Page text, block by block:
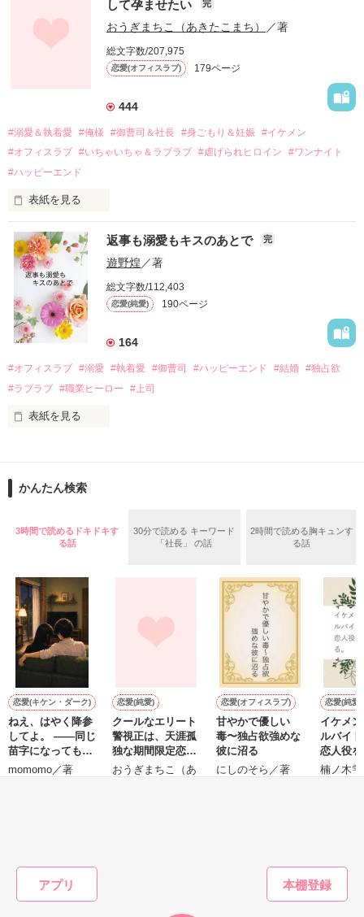
アプリ
幼なじみの哲平に淡い恋心を抱いていた美桜。
しかし、ある出来事をきっかけに二人の関係は壊れてしまう。
関係修復もできないまま、美桜は両親の離婚によって
引っ越すことになり、哲平とも離れ離れになった。
それから約十二年後。
過去の傷から、二度と会いたくないと思っていた哲平に
運命のような再会を果たす。
酔った勢いで一夜を共にしてしまった。
さらに、美桜が初めてだと知った哲平は
『責任をとる、結婚しよう』と真っ直ぐに告げてきた。
戸惑う美桜とは裏腹に、好きという気持ちを隠すことなく
甘やかしてくる。
そんなある日、哲平は美桜がストーカー被害に
遭っていることを知る。
美桜を守るため、哲平は同居を提案してきて――。
夏木美桜(なつきみお)
鳴海哲平 (なるみてっぺい)
2026.6.5～2026.7.25
＊以前、公開していた話の改稿版です＊
作品を読む
して孕ませたい
完
おうぎまちこ（あきたこまち） ／著
総文字数/207,975
恋愛(オフィスラブ) 179ページ
444
#溺愛＆執着愛 #俺様 #御曹司＆社長 #身ごもり＆妊娠 #イケメン
#オフィスラブ #いちゃいちゃ＆ラブラブ #虐げられヒロイン
#ワンナイト
#ハッピーエンド
表紙を見る
おかしな噂を流されて前の職場でうまくいかなかった梅田美
桜は、海外で傷心旅行をしていたところ、日本人美青年と出会
い、酒の勢いもあり一夜限りの関係となる。
帰国後、美桜は新しい職場でワンナイトした美青年と再会。
なんと彼の正体は、とある財閥御曹司にも関わらず、一族を離
れて起業した新進気鋭の実業家、社内でも冷徹だと評判な社長
――御影恭司その人だったのだ――！
なぜか恭司から飼い猫の世話係を命じられた美桜は、猫の世
の関係となってしまい――？
返事も溺愛もキスのあとで 完
遊野煌／著
総文字数/112,403
恋愛(純愛) 190ページ
164
#オフィスラブ #溺愛 #執着愛 #御曹司 #ハッピーエンド #結婚 #独占欲
#ラブラブ #職業ヒーロー #上司
表紙を見る
ションの企画戦略室で働いている。
めた、同期で恋人の石垣守（26）がいるのだが、後輩の姫原由
いた。
守と由羅から『便利屋雛子』と馬鹿にされ、一人こっそり泣い
た上、同居まで提案してきて──？
鷹哉『宜しくな、俺の雛子』🦅
雛子『俺の……ひぃ、雛子？！！！』🐥
シゴデキで冷徹な上司が見せる素顔は、なぜか想像以上に甘く
※表紙も作中使用の画像も全てフリー素材です。
※執筆期間2026.6.3〜7.20完結です。
※他サイトさんにて恋愛トレンド1位でした〜良かったら読ん
で頂けると嬉しいです。
かんたん検索
3時間で読めるドキドキす
る話
30分で読める キーワード
「社長」 の話
2時間で読める胸キュンす
る話
恋愛(キケン・ダーク)
ねえ、はやく降参
してよ。 ――同じ
苗字になっても、
まだ足りない。甘
くて焦れったい心
momomo／著
恋愛(純愛)
クールなエリート
警視正は、天涯孤
独な期間限定恋人
へと初恋を捧げる
おうぎまちこ（あ
恋愛(オフィスラブ)
甘やかで優しい
毒〜独占欲強めな
彼に沼る
にしのそら／著
恋愛(純愛)
イケメ
ルバイ
恋人役
る。
楠ノ木